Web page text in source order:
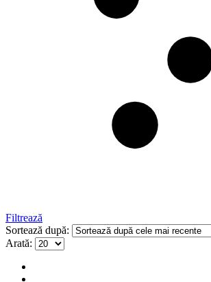
Filtrează
Sortează după:
Arată: